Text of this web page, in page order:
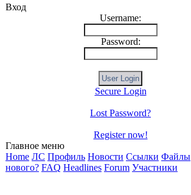
Вход
Username:
Password:
Secure Login
Lost Password?
Register now!
Главное меню
Home ЛС Профиль Новости Ссылки Файлы
нового? FAQ Headlines Forum Участники